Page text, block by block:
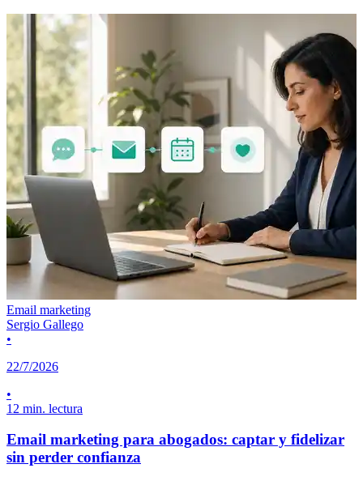
Email marketing
Sergio Gallego
•
22/7/2026
•
12 min. lectura
Email marketing para abogados: captar y fidelizar
sin perder confianza